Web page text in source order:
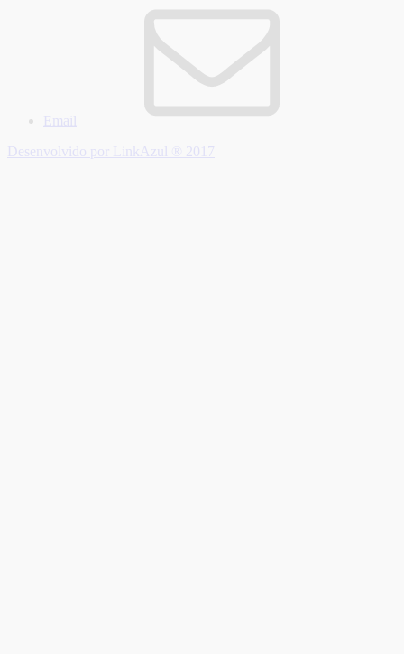
Email
Desenvolvido por LinkAzul ® 2017